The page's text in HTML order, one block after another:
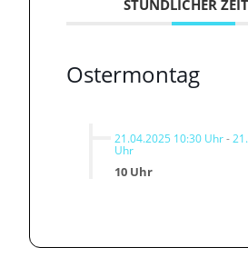
STÜNDLICHER
Ostermontag
21.04.2025 10:30 Uhr-
Uhr
10 Uhr